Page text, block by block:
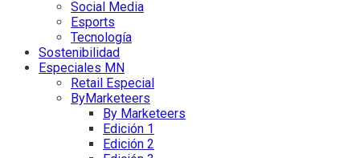
Social Media
Esports
Tecnología
Sostenibilidad
Especiales MN
Retail Especial
ByMarketeers
By Marketeers
Edición 1
Edición 2